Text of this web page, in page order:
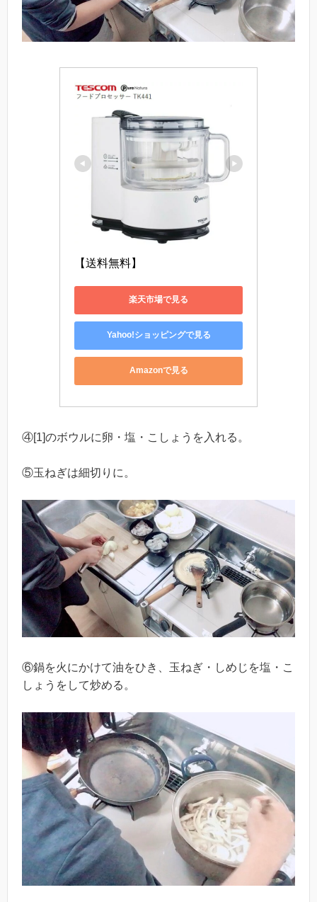
【送料無料】
楽天市場で見る
Yahoo!ショッピングで見る
Amazonで見る
④[1]のボウルに卵・塩・こしょうを入れる。
⑤玉ねぎは細切りに。
⑥鍋を火にかけて油をひき、玉ねぎ・しめじを塩・こ
しょうをして炒める。